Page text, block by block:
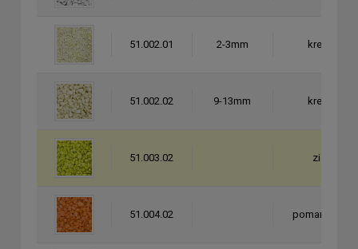
51.002.01 2-3mm kremowy
51.002.02 9-13mm kremowy
51.003.02 zielony
51.004.02